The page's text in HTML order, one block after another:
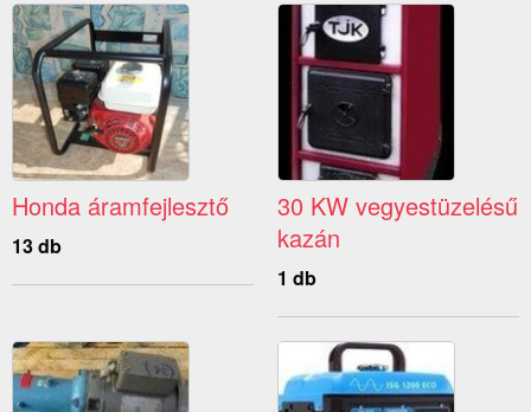
Honda áramfejlesztő
13 db
30 KW vegyestüzelésű
kazán
1 db